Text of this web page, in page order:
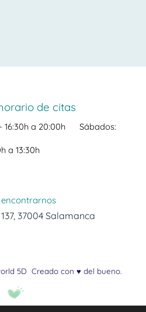
de citas
16:30h a 20:00h Sábados:
a 13:30h
37004 Salamanca
5D Creado con ♥ del bueno.